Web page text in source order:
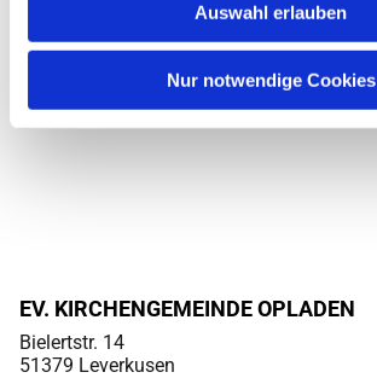
Auswahl erlauben
Nur notwendige Cookies
EV. KIRCHENGEMEINDE OPLADEN
Bielertstr. 14
51379 Leverkusen